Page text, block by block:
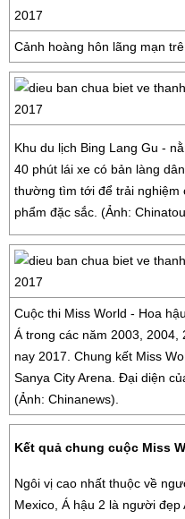
Cảnh hoàng hôn lãng mạn
Khu du lịch Bing Lang Gu -
40 phút lái xe có bản làng
thường tìm tới để trải
phẩm đặc sắc. (Ảnh:
Cuộc thi Miss World - Hoa
Á trong các năm 2003, 2004,
nay 2017. Chung kết Miss
Sanya City Arena. Đại diện
(Ảnh: Chinanews).
Kết quả chung cuộc Miss
Ngôi vị cao nhất thuộc về
Mexico, Á hậu 2 là người đẹp